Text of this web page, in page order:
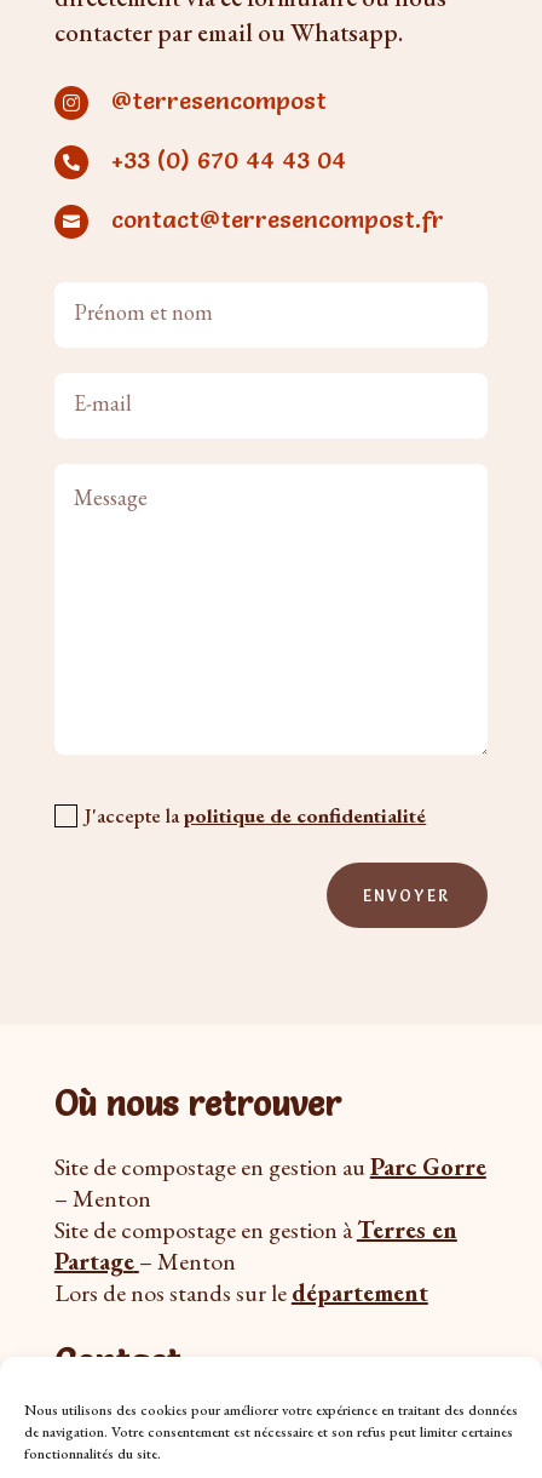
Nous utilisons des cookies pour améliorer votre expérience en traitant des données
de navigation. Votre consentement est nécessaire et son refus peut limiter certaines
fonctionnalités du site.
contacter par email ou Whatsapp.
 @terresencompost
 +33 (0) 670 44 43 04
 contact@terresencompost.fr
J'accepte lapolitique de confidentialité
ENVOYER
Où nous retrouver
Site de compostage en gestion auParc Gorre
– Menton
Site de compostage en gestion àTerres en
Partage – Menton
Lors de nos stands sur ledépartement
Contact
email:contact@terresencompost.fr
Whatsapp (9h – 19h):